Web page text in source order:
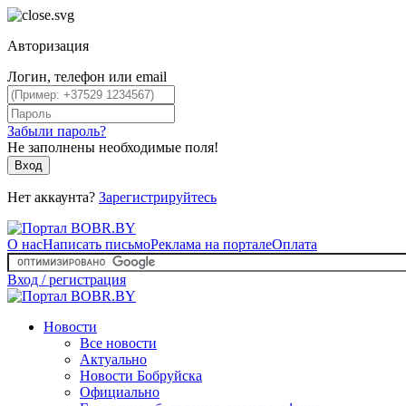
Авторизация
Логин, телефон или email
Забыли пароль?
Не заполнены необходимые поля!
Вход
Нет аккаунта? Зарегистрируйтесь
О насНаписать письмоРеклама на порталеОплата
Вход / регистрация
Новости
Все новости
Актуально
Новости Бобруйска
Официально